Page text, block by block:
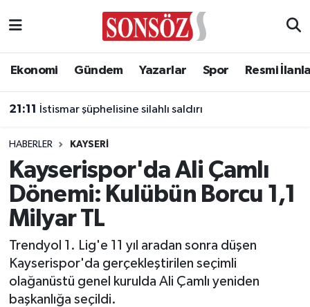
Ekonomi Gündem Yazarlar Spor Resmi
21:11 İstismar şüphelisine silahlı saldırı
HABERLER KAYSERI
Kayserispor'da Ali Çamlı
Dönemi: Kulübün Borcu 1,1
Milyar TL
Trendyol 1. Lig'e 11 yıl aradan sonra düşen
Kayserispor'da gerçekleştirilen seçimli
olağanüstü genel kurulda Ali Çamlı yeniden
başkanlığa seçildi.
Asayiş
Biyografi
Çevre
Diğer
Dünya
Eğitim
Ankara Nöbetçi Eczaneler
Ankara Trafik Yoğunluk Haritası
Süper Lig Puan Durumu ve Fikstür
Tüm Manşetler
Son Dakika Haberleri
Haber Arşivi